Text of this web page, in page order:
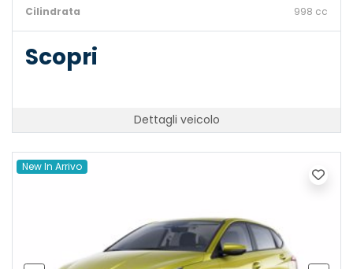
Cilindrata
998 cc
Scopri
Dettagli veicolo
New In Arrivo